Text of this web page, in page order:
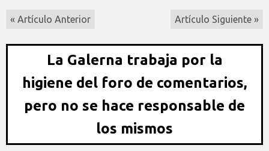
« Artículo Anterior Artículo Siguiente »
La Galerna trabaja por la
higiene del foro de comentarios,
pero no se hace responsable de
los mismos